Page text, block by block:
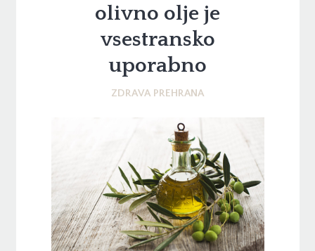
olivno olje je
vsestransko
uporabno
ZDRAVA PREHRANA